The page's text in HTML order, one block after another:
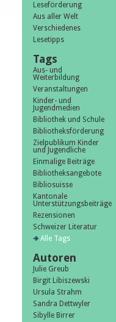
Leseförderung
Aus aller Welt
Verschiedenes
Lesetipps
Tags
Aus- und
Weiterbildung
Veranstaltungen
Kinder- und
Jugendmedien
Bibliothek und Schule
Bibliotheksförderung
Zielpublikum Kinder
und Jugendliche
Einmalige Beiträge
Bibliotheksangebote
Bibliosuisse
Kantonale
Unterstützungsbeiträge
Rezensionen
Schweizer Literatur
Alle Tags
Autoren
Julie Greub
Birgit Libiszewski
Ursula Strahm
Sandra Dettwyler
Sibylle Birrer